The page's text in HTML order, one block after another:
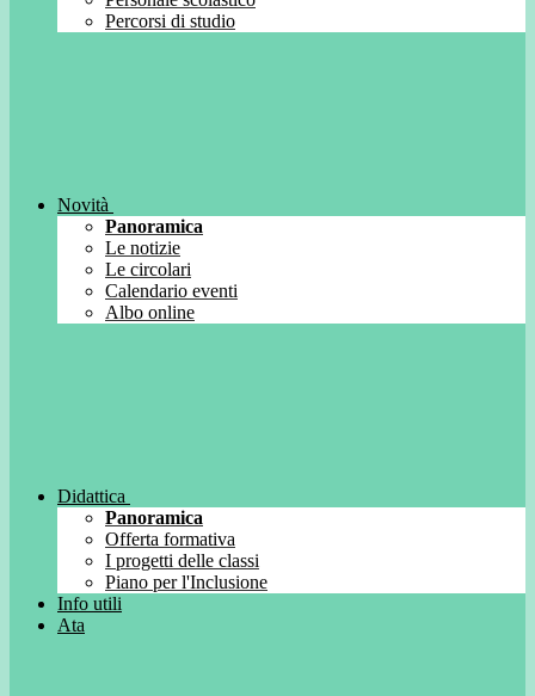
Percorsi di studio
Novità
Panoramica
Le notizie
Le circolari
Calendario eventi
Albo online
Didattica
Panoramica
Offerta formativa
I progetti delle classi
Piano per l'Inclusione
Info utili
Ata